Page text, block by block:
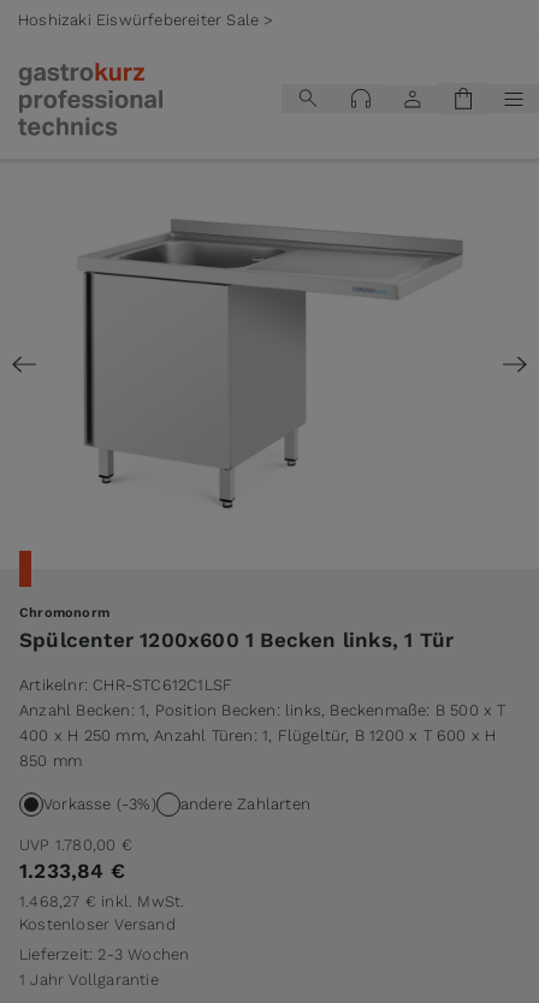
Hoshizaki Eiswürfebereiter Sale >
Chromonorm
Spülcenter 1200x600 1 Becken links, 1 Tür
Artikelnr: CHR-STC612C1LSF
Anzahl Becken: 1, Position Becken: links, Beckenmaße: B 500 x T
400 x H 250 mm, Anzahl Türen: 1, Flügeltür, B 1200 x T 600 x H
850 mm
Vorkasse (-3%) andere Zahlarten
UVP 1.780,00 €
1.233,84 €
1.468,27 € inkl. MwSt.
Kostenloser Versand
Lieferzeit: 2-3 Wochen
1 Jahr Vollgarantie